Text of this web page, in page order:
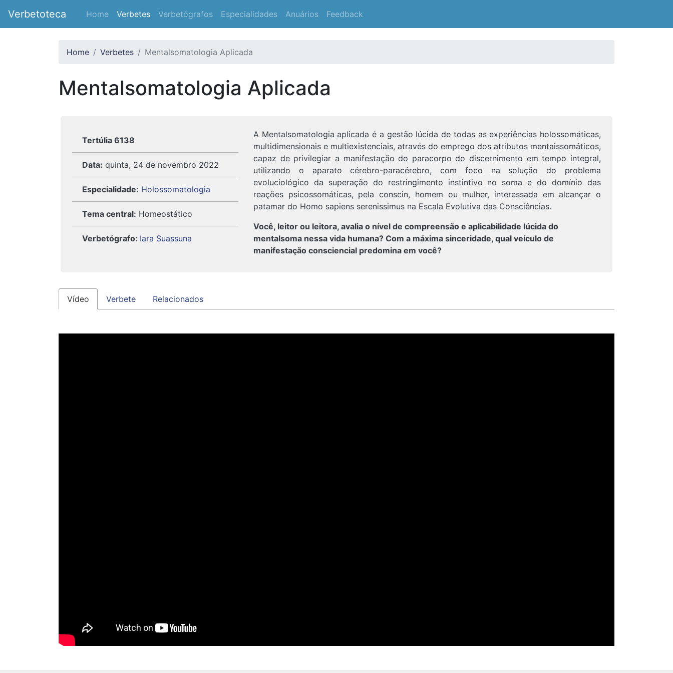
Verbetoteca Home Verbetes Verbetógrafos Especialidades Anuários Feedback
Home Verbetes Mentalsomatologia Aplicada
Mentalsomatologia Aplicada
Tertúlia 6138
Data: quinta, 24 de novembro 2022
Especialidade: Holossomatologia
Tema central: Homeostático
Verbetógrafo: Iara Suassuna
A Mentalsomatologia aplicada é a gestão lúcida de todas as experiências holossomáticas,
multidimensionais e multiexistenciais, através do emprego dos atributos mentaissomáticos,
capaz de privilegiar a manifestação do paracorpo do discernimento em tempo integral,
utilizando o aparato cérebro-paracérebro, com foco na solução do problema
evoluciológico da superação do restringimento instintivo no soma e do domínio das
reações psicossomáticas, pela conscin, homem ou mulher, interessada em alcançar o
patamar do Homo sapiens serenissimus na Escala Evolutiva das Consciências.
Você, leitor ou leitora, avalia o nível de compreensão e aplicabilidade lúcida do
mentalsoma nessa vida humana? Com a máxima sinceridade, qual veículo de
manifestação consciencial predomina em você?
Vídeo Verbete Relacionados